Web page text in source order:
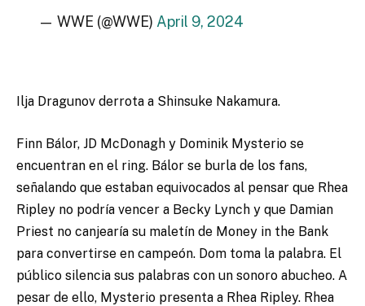
— WWE (@WWE) April 9, 2024
Ilja Dragunov derrota a Shinsuke Nakamura.
Finn Bálor, JD McDonagh y Dominik Mysterio se
encuentran en el ring. Bálor se burla de los fans,
señalando que estaban equivocados al pensar que Rhea
Ripley no podría vencer a Becky Lynch y que Damian
Priest no canjearía su maletín de Money in the Bank
para convertirse en campeón. Dom toma la palabra. El
público silencia sus palabras con un sonoro abucheo. A
pesar de ello, Mysterio presenta a Rhea Ripley. Rhea